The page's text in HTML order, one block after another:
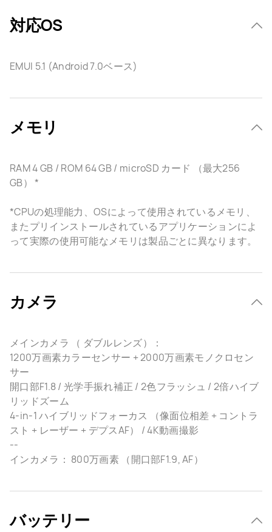
対応OS
EMUI 5.1 (Android 7.0ベース)
メモリ
RAM 4 GB / ROM 64 GB / microSD カード （最大256
GB） *
*CPUの処理能力、OSによって使用されているメモリ、
またプリインストールされているアプリケーションによ
って実際の使用可能なメモリは製品ごとに異なります。
カメラ
メインカメラ （ ダブルレンズ）：
1200万画素カラーセンサー + 2000万画素モノクロセン
サー
開口部F1.8 / 光学手振れ補正 / 2色フラッシュ / 2倍ハイブ
リッドズーム
4-in-1 ハイブリッドフォーカス （像面位相差 + コントラ
スト + レーザー + デプスAF） / 4K動画撮影
--
インカメラ： 800万画素 （開口部F1.9, AF）
バッテリー